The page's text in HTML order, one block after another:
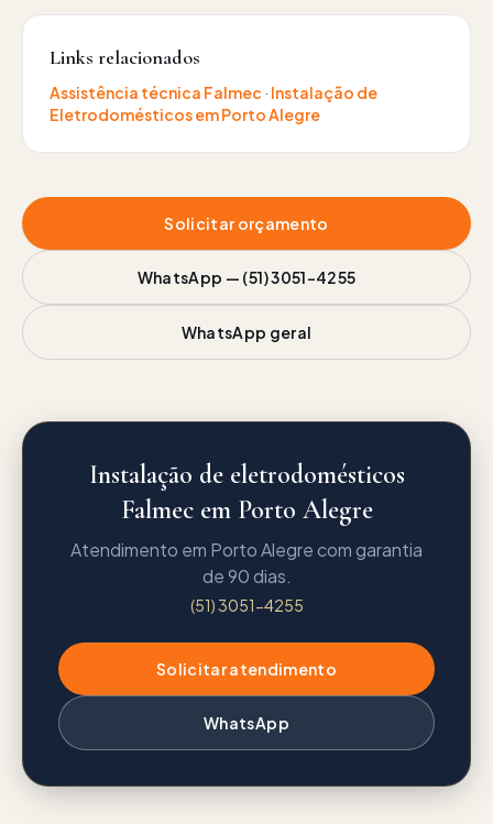
Links relacionados
Assistência técnica Falmec · Instalação de
Eletrodomésticosem Porto Alegre
Solicitar orçamento
WhatsApp — (51) 3051-4255
WhatsApp geral
Instalação de eletrodomésticos
Falmec em Porto Alegre
Atendimento em Porto Alegre com garantia
de 90 dias.
(51) 3051-4255
Solicitar atendimento
WhatsApp